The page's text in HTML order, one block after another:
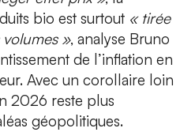
bio est surtout « tirée
», analyse Bruno
de l’inflation en
Avec un corollaire loin
2026 reste plus
géopolitiques.